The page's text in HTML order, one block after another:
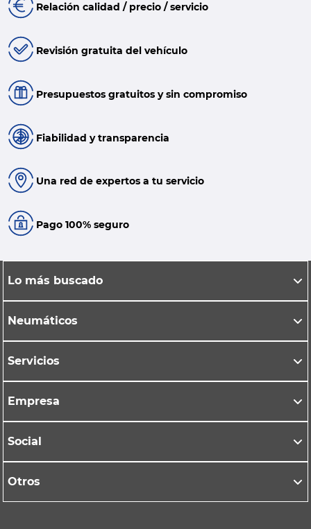
Relación calidad / precio / servicio
Revisión gratuita del vehículo
Presupuestos gratuitos y sin compromiso
Fiabilidad y transparencia
Una red de expertos a tu servicio
Pago 100% seguro
Lo más buscado
Neumáticos
Servicios
Empresa
Social
Otros